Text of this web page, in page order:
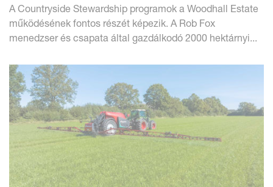
A Countryside Stewardship programok a Woodhall Estate
működésének fontos részét képezik. A Rob Fox
menedzser és csapata által gazdálkodó 2000 hektárnyi...